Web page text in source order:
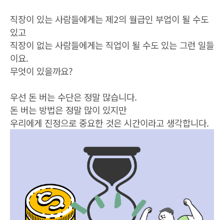
직장이 있는 사람들에게는 제2의 월급인 부업이 될 수도
있고
직장이 없는 사람들에게는 직업이 될 수도 있는 그런 일들
이요.
무엇이 있을까요?
우선 돈 버는 수단은 정말 많습니다.
돈 버는 방법은 정말 많이 있지만
우리에게 진정으로 중요한 것은 시간이라고 생각합니다.